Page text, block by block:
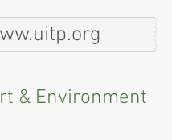
& Environment